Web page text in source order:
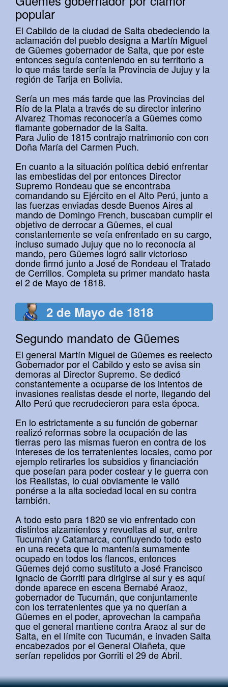
popular
El Cabildo de la ciudad de Salta obedeciendo la
aclamación del pueblo designa a Martín Miguel
de Güemes gobernador de Salta, que por este
entonces seguía conteniendo en su territorio a
lo que más tarde sería la Provincia de Jujuy y la
región de Tarija en Bolivia.
Sería un mes más tarde que las Provincias del
Río de la Plata a través de su director interino
Alvarez Thomas reconocería a Güemes como
flamante gobernador de la Salta.
Para Julio de 1815 contrajo matrimonio con con
Doña María del Carmen Puch.
En cuanto a la situación política debió enfrentar
las embestidas del por entonces Director
Supremo Rondeau que se encontraba
comandando su Ejército en el Alto Perú, junto a
las fuerzas enviadas desde Buenos Aires al
mando de Domingo French, buscaban cumplir el
objetivo de derrocar a Güemes, el cual
constantemente se veía enfrentado en su cargo,
incluso sumado Jujuy que no lo reconocía al
mando, pero Güemes logró salir victorioso
donde firmó junto a José de Rondeau el Tratado
de Cerrillos. Completa su primer mandato hasta
el 2 de Mayo de 1818.
2 de Mayo de 1818
Segundo mandato de Güemes
El general Martín Miguel de Güemes es reelecto
Gobernador por el Cabildo y esto se avisa sin
demoras al Director Supremo. Se dedicó
constantemente a ocuparse de los intentos de
invasiones realistas desde el norte, llegando del
Alto Perú que recrudecieron para esta época.
En lo estrictamente a su función de gobernar
realizó reformas sobre la ocupación de las
tierras pero las mismas fueron en contra de los
intereses de los terratenientes locales, como por
ejemplo retirarles los subsidios y financiación
que poseían para poder costear y le guerra con
los Realistas, lo cual obviamente le valió
ponérse a la alta sociedad local en su contra
también.
A todo esto para 1820 se vio enfrentado con
distintos alzamientos y revueltas al sur, entre
Tucumán y Catamarca, confluyendo todo esto
en una receta que lo mantenía sumamente
ocupado en todos los flancos, entonces
Güemes dejó como sustituto a José Francisco
Ignacio de Gorriti para dirigirse al sur y es aquí
donde aparece en escena Bernabé Araoz,
gobernador de Tucumán, que conjuntamente
con los terratenientes que ya no querían a
Güemes en el poder, aprovechan la campaña
que el general mantiene contra Araoz al sur de
Salta, en el límite con Tucumán, e invaden Salta
encabezados por el General Olañeta, que
serían repelidos por Gorriti el 29 de Abril.